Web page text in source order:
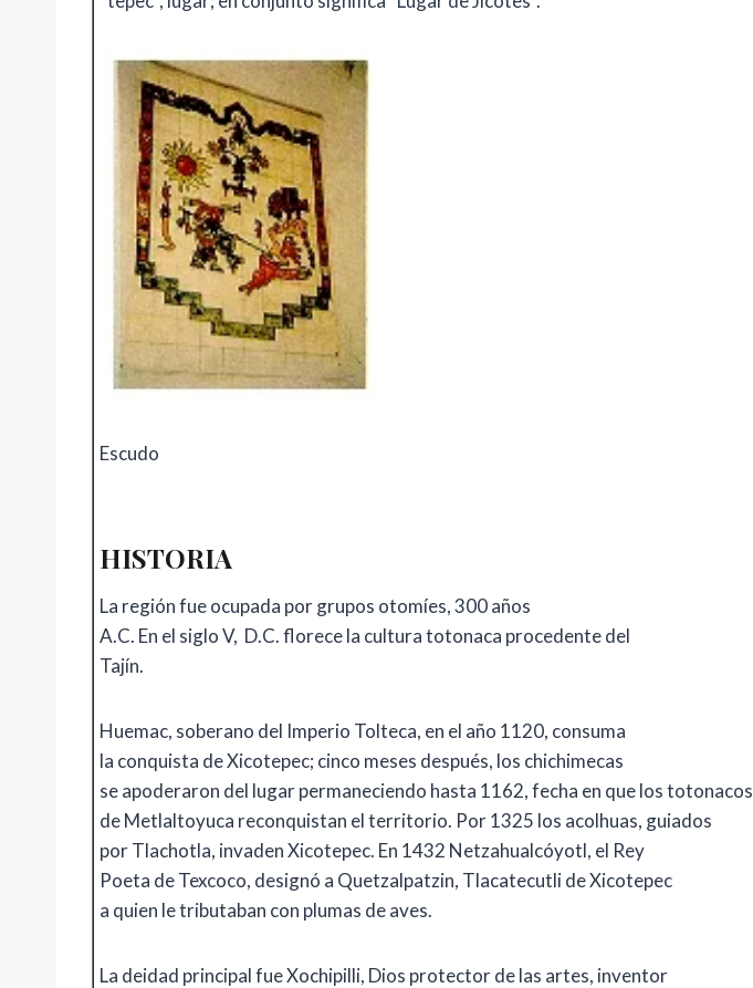
Escudo
HISTORIA
La región fue ocupada por grupos otomíes, 300 años
A.C. En el siglo V, D.C. florece la cultura totonaca procedente del
Tajín.
Huemac, soberano del Imperio Tolteca, en el año 1120, consuma
la conquista de Xicotepec; cinco meses después, los chichimecas
se apoderaron del lugar permaneciendo hasta 1162, fecha en que los totonacos
de Metlaltoyuca reconquistan el territorio. Por 1325 los acolhuas, guiados
por Tlachotla, invaden Xicotepec. En 1432 Netzahualcóyotl, el Rey
Poeta de Texcoco, designó a Quetzalpatzin, Tlacatecutli de Xicotepec
a quien le tributaban con plumas de aves.
La deidad principal fue Xochipilli, Dios protector de las artes, inventor